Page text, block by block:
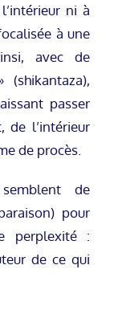
ni à
à une
avec de
(shikantaza),
passer
de l’intérieur
de procès.
de
pour
perplexité :
de ce qui